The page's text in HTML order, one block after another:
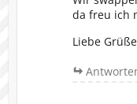
da freu ich
Liebe